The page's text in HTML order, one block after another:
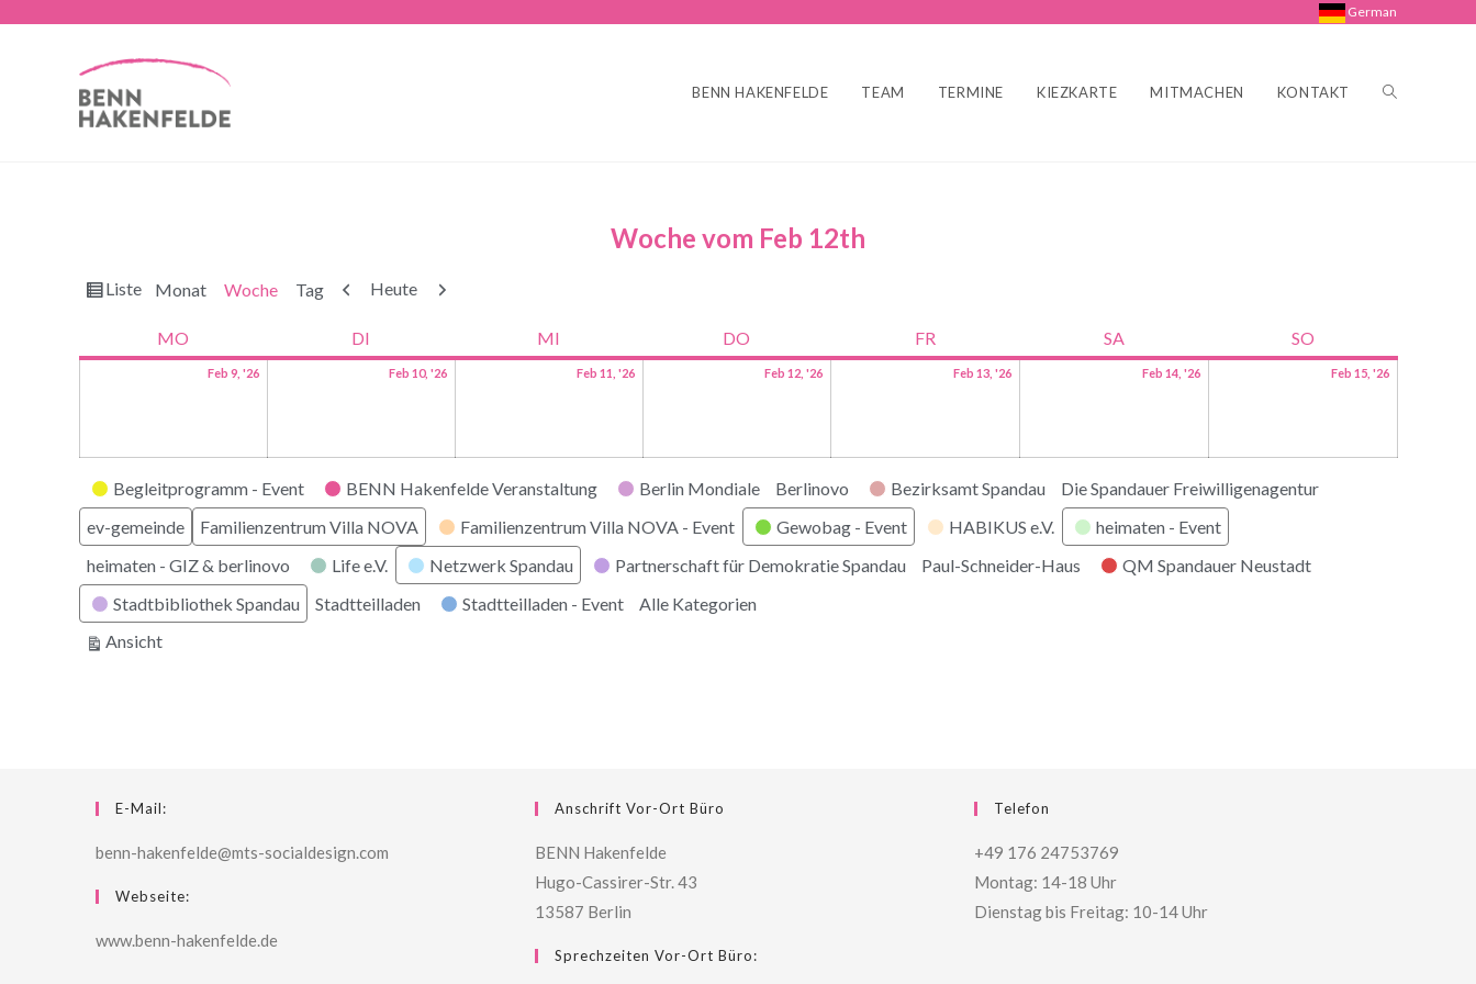
German
BENN HAKENFELDE TEAM TERMINE KIEZKARTE MITMACHEN KONTAKT
Woche vom Feb 12th
Ansicht
Liste Monat Woche Tag Zurück
Heute Weiter
MO DI MI DO FR SA SO
Feb 9, '26 Feb 10, '26 Feb 11, '26 Feb 12, '26 Feb 13, '26 Feb 14, '26 Feb 15, '26
Kategorien
Begleitprogramm - Event BENN Hakenfelde Veranstaltung Berlin Mondiale Berlinovo Bezirksamt Spandau
Die Spandauer Freiwilligenagentur
ev-gemeinde
Familienzentrum Villa NOVA Familienzentrum Villa NOVA - Event Gewobag - Event HABIKUS e.V.
heimaten - Event
heimaten - GIZ & berlinovo
Life e.V. Netzwerk Spandau Partnerschaft für Demokratie Spandau Paul-Schneider-Haus
QM Spandauer Neustadt
Stadtbibliothek Spandau
Stadtteilladen Stadtteilladen - Event
Alle Kategorien
Ansichtausdrucken
E-Mail:
benn-hakenfelde@mts-socialdesign.com
Webseite:
www.benn-hakenfelde.de
Anschrift Vor-Ort Büro
BENN Hakenfelde
Hugo-Cassirer-Str. 43
13587 Berlin
Sprechzeiten Vor-Ort Büro:
Telefon
+49 176 24753769
Montag: 14-18 Uhr
Dienstag bis Freitag: 10-14 Uhr